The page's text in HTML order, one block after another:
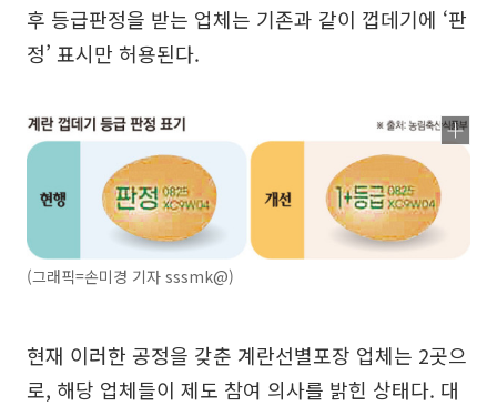
후 등급판정을 받는 업체는 기존과 같이 껍데기에 ‘판
정’ 표시만 허용된다.
(그래픽=손미경 기자 sssmk@)
현재 이러한 공정을 갖춘 계란선별포장 업체는 2곳으
로, 해당 업체들이 제도 참여 의사를 밝힌 상태다. 대